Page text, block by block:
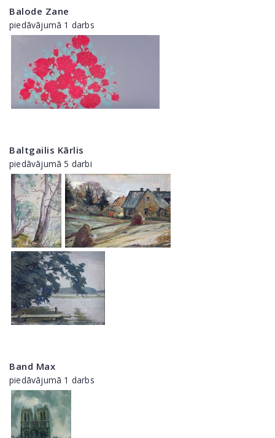
Balode Zane
piedāvājumā 1 darbs
Baltgailis Kārlis
piedāvājumā 5 darbi
Band Max
piedāvājumā 1 darbs